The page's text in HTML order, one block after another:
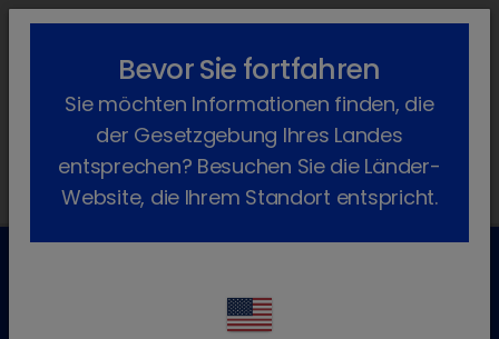
lock_outline search menu
Verschreibungspflichtig
Enadog
Kundenservice für Tierarztpraxen
Bevor Sie fortfahren
Sie möchten Informationen finden, die
der Gesetzgebung Ihres Landes
entsprechen? Besuchen Sie die Länder-
Website, die Ihrem Standort entspricht.